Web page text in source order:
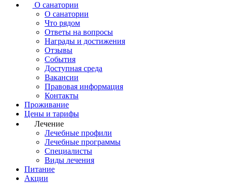
О санатории
О санатории
Что рядом
Ответы на вопросы
Награды и достижения
Отзывы
События
Доступная среда
Вакансии
Правовая информация
Контакты
Проживание
Цены и тарифы
Лечение
Лечебные профили
Лечебные программы
Специалисты
Виды лечения
Питание
Акции